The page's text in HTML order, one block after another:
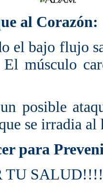
al Corazón:
el bajo flujo
músculo
posible
se irradia
para
TU